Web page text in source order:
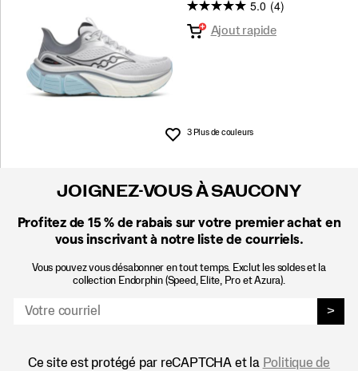
Liste de souhaits
5.0 (4)
Ajout rapide
3 Plus de couleurs
JOIGNEZ-VOUS À SAUCONY
Profitez de 15 % de rabais sur votre premier achat en
vous inscrivant à notre liste de courriels.
Vous pouvez vous désabonner en tout temps. Exclut les soldes et la
collection Endorphin (Speed, Elite, Pro et Azura).
>
Ce site est protégé par reCAPTCHA et la Politique de